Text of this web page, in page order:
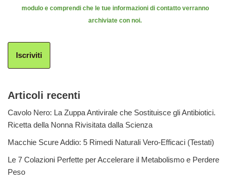
modulo e comprendi che le tue informazioni di contatto verranno
archiviate con noi.
Iscriviti
Articoli recenti
Cavolo Nero: La Zuppa Antivirale che Sostituisce gli Antibiotici.
Ricetta della Nonna Rivisitata dalla Scienza
Macchie Scure Addio: 5 Rimedi Naturali Vero-Efficaci (Testati)
Le 7 Colazioni Perfette per Accelerare il Metabolismo e Perdere
Peso